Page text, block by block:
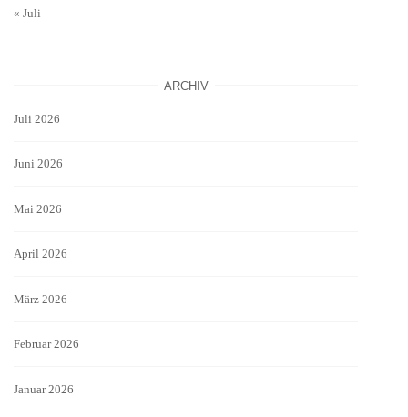
« Juli
ARCHIV
Juli 2026
Juni 2026
Mai 2026
April 2026
März 2026
Februar 2026
Januar 2026